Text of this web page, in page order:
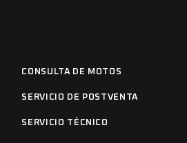
CONSULTA DE MOTOS
SERVICIO DE POSTVENTA
SERVICIO TÉCNICO